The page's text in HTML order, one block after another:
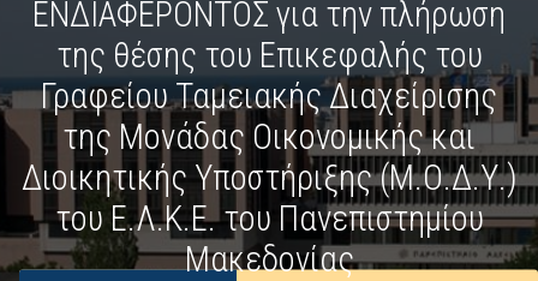
ΕΝΔΙΑΦΕΡΟΝΤΟΣ για την πλήρωση
της θέσης του Επικεφαλής του
Γραφείου Ταμειακής Διαχείρισης
της Μονάδας Οικονομικής και
Διοικητικής Υποστήριξης (Μ.Ο.Δ.Υ.)
του Ε.Λ.Κ.Ε. του Πανεπιστημίου
Μακεδονίας